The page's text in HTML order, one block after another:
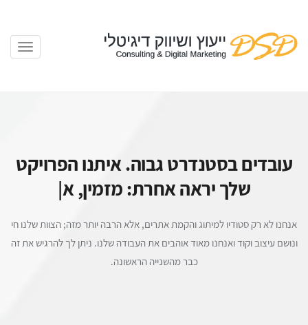
עובדים בסטנדרט גבוה. איתנו הפרויקט
שלך יראה אחרת:מזמין, את הסביב
אנחנו לא רק סטודיו למיתוג והקמת אתרים, אלא הרבה יותר מזה; הצוות שלנו חי
ונושם עיצוב וקוד ואנחנו מאוד אוהבים את העבודה שלנו. ניתן לך להרגיש את זה
כבר מהשנייה הראשונה.